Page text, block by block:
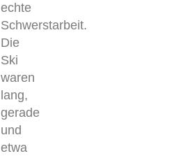
echte
Schwerstarbeit.
Die
Ski
waren
lang,
gerade
und
etwa